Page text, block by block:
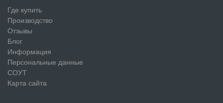
Где купить
Производство
Отзывы
Блог
Информация
Персональные данные
СОУТ
Карта сайта